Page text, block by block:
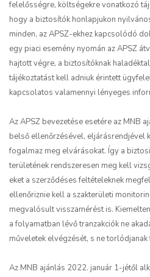
felelősségre, költségekre vonatkozó
hogy a biztosítók honlapjukon
minden, az APSZ-ekhez kapcsolódó
egy piaci esemény nyomán az APSZ
hajtott végre, a biztosítóknak
tájékoztatást kell adniuk érintett
kapcsolatos valamennyi lényeges
Az APSZ bevezetése esetére az MNB
belső ellenőrzésével, eljárásrendjével
fogalmaz meg elvárásokat. Így a
területének rendszeresen meg kell
eket a szerződéses feltételeknek
ellenőriznie kell a szakterületi
megvalósult visszamérést is.
a folyamatban lévő tranzakciók ne
műveletek elvégzését, s ne
Az MNB ajánlás 2022. január 1-jétől